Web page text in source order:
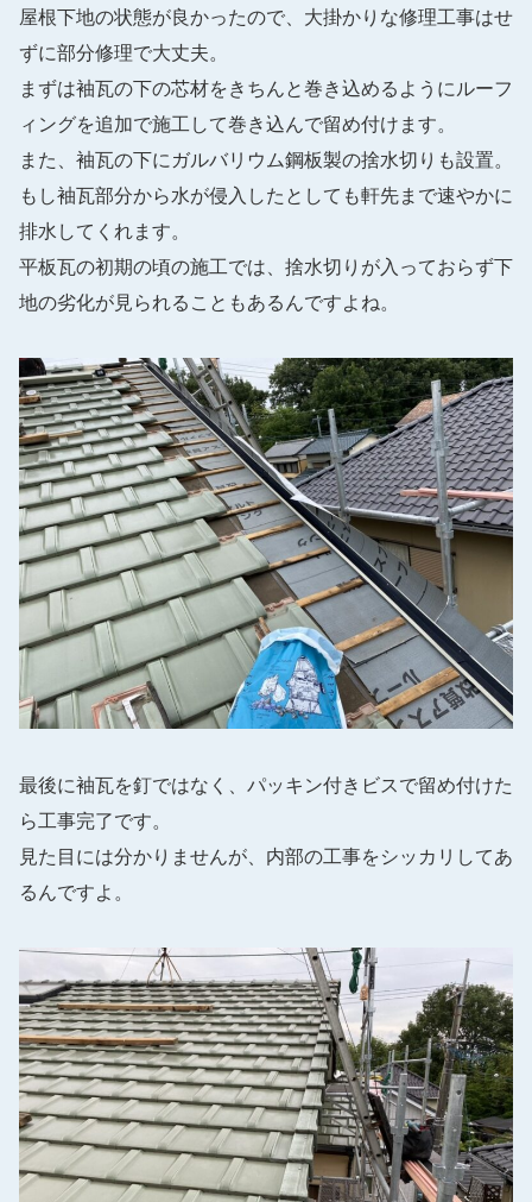
屋根下地の状態が良かったので、大掛かりな修理工事はせ
ずに部分修理で大丈夫。
まずは袖瓦の下の芯材をきちんと巻き込めるようにルーフ
ィングを追加で施工して巻き込んで留め付けます。
また、袖瓦の下にガルバリウム鋼板製の捨水切りも設置。
もし袖瓦部分から水が侵入したとしても軒先まで速やかに
排水してくれます。
平板瓦の初期の頃の施工では、捨水切りが入っておらず下
地の劣化が見られることもあるんですよね。
最後に袖瓦を釘ではなく、パッキン付きビスで留め付けた
ら工事完了です。
見た目には分かりませんが、内部の工事をシッカリしてあ
るんですよ。